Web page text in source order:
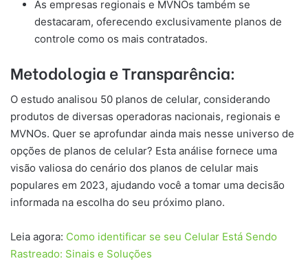
As empresas regionais e MVNOs também se
destacaram, oferecendo exclusivamente planos de
controle como os mais contratados.
Metodologia e Transparência:
O estudo analisou 50 planos de celular, considerando
produtos de diversas operadoras nacionais, regionais e
MVNOs. Quer se aprofundar ainda mais nesse universo de
opções de planos de celular? Esta análise fornece uma
visão valiosa do cenário dos planos de celular mais
populares em 2023, ajudando você a tomar uma decisão
informada na escolha do seu próximo plano.
Leia agora: Como identificar se seu Celular Está Sendo
Rastreado: Sinais e Soluções